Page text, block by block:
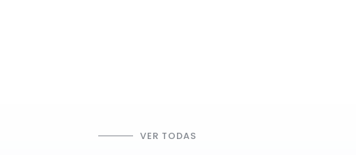
VER TODAS